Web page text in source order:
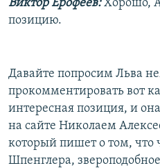
Виктор Ерофеев:Хорошо,
позицию.
Давайте попросим Льва
прокомментировать вот
интересная позиция, и
на сайте Николаем
который пишет о том, что
Шпенглера,